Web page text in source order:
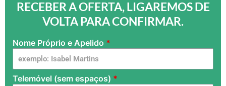
RECEBER A OFERTA, LIGAREMOS DE
VOLTA PARA CONFIRMAR.
Air
Conditioner
- PT - G -
UN
Nome Próprio e Apelido *
Telemóvel (sem espaços) *